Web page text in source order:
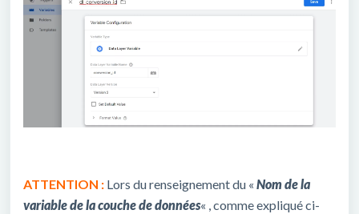
ATTENTION : Lors du renseignement du « Nom de la
variable de la couche de données« , comme expliqué ci-